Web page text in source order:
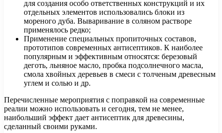
для создания особо ответственных конструкций и их
отдельных элементов использовались блоки из
мореного дуба. Вываривание в соляном растворе
применялось редко;
Применение специальных пропиточных составов,
прототипов современных антисептиков. К наиболее
популярным и эффективным относятся: березовый
деготь, льняное масло, пробка подсолнечного масла,
смола хвойных деревьев в смеси с толченым древесным
углем и солью и др.
Перечисленные мероприятия с поправкой на современные
реалии можно использовать и сегодня, тем не менее,
наибольший эффект дает антисептик для древесины,
сделанный своими руками.